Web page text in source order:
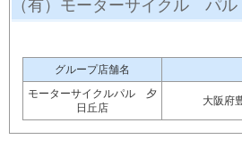
（有）モーターサイクル パル
グループ店舗名
モーターサイクルパル 夕
日丘店
大阪府